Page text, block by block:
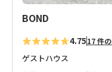
BOND
4.7517 件
ゲストハウス